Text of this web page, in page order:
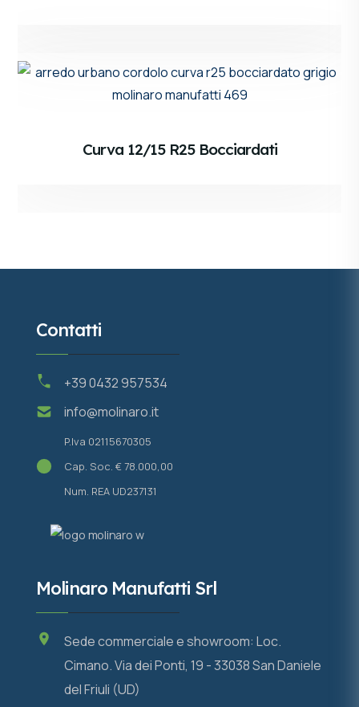
Curva 12/15 R25 Bocciardati
Contatti
+39 0432 957534
info@molinaro.it
P.Iva 02115670305
Cap. Soc. € 78.000,00
Num. REA UD237131
Molinaro Manufatti Srl
Sede commerciale e showroom: Loc.
Cimano. Via dei Ponti, 19 - 33038 San Daniele
del Friuli (UD)